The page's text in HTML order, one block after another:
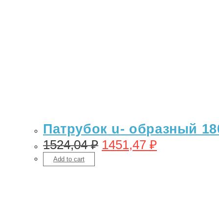
Патрубок u- образный
1524,04₽ 1451,47 ₽
Add to cart